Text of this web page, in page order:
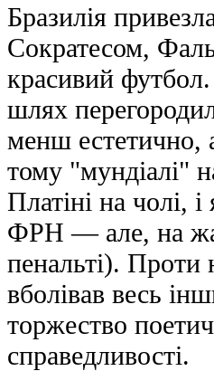
Бразилія
Сократесом,
красивий
шлях
менш естетично,
тому "мундіалі"
Платіні на чолі,
ФРН — але, на
пенальті). Проти
вболівав весь
торжество
справедливості.